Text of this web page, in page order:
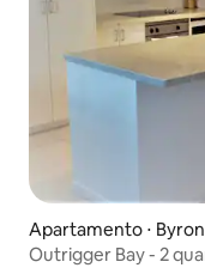
Apartamento ⋅
Outrigger Bay - 2